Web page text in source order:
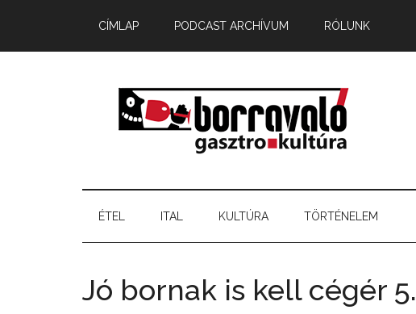
CÍMLAP PODCAST ARCHÍVUM RÓLUNK
ÉTEL ITAL KULTÚRA TÖRTÉNELEM
Jó bornak is kell cégér 5.